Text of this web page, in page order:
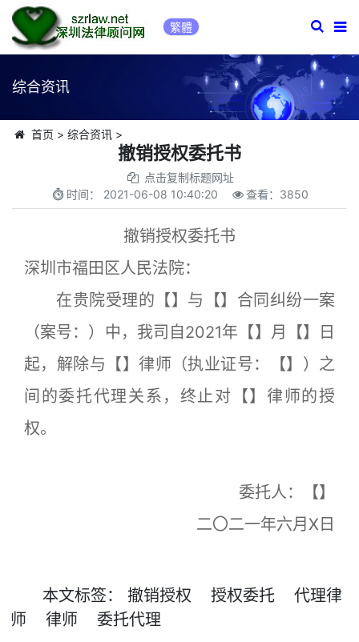
繁體
综合资讯
首页 > 综合资讯>
撤销授权委托书
点击复制标题网址
时间： 2021-06-08 10:40:20 查看： 3850
撤销授权委托书
深圳市福田区人民法院：
在贵院受理的【】与【】合同纠纷一案
（案号：）中，我司自2021年【】月【】日
起，解除与【】律师（执业证号：【】）之
间的委托代理关系，终止对【】律师的授
权。
委托人：【】
二〇二一年六月X日
本文标签： 撤销授权 授权委托
代理律
师
律师 委托代理